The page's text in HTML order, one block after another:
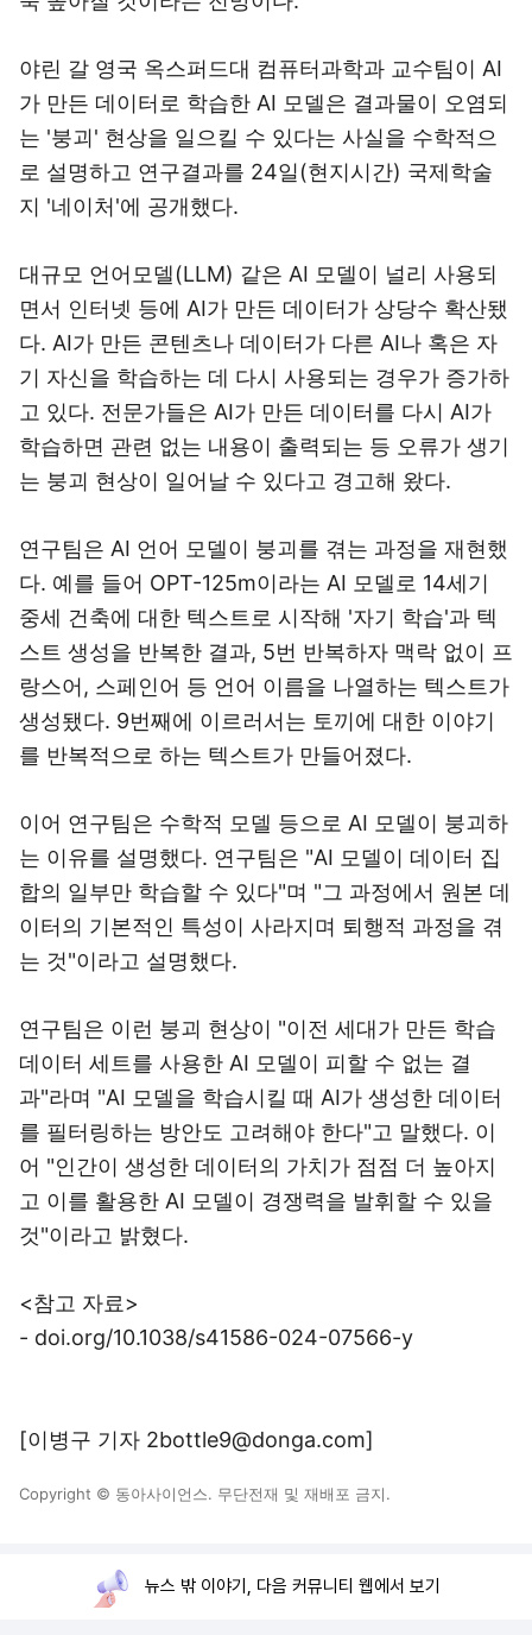
야린 갈 영국 옥스퍼드대 컴퓨터과학과 교수팀이 AI
가 만든 데이터로 학습한 AI 모델은 결과물이 오염되
는 '붕괴' 현상을 일으킬 수 있다는 사실을 수학적으
로 설명하고 연구결과를 24일(현지시간) 국제학술
지 '네이처'에 공개했다.
대규모 언어모델(LLM) 같은 AI 모델이 널리 사용되
면서 인터넷 등에 AI가 만든 데이터가 상당수 확산됐
다. AI가 만든 콘텐츠나 데이터가 다른 AI나 혹은 자
기 자신을 학습하는 데 다시 사용되는 경우가 증가하
고 있다. 전문가들은 AI가 만든 데이터를 다시 AI가
학습하면 관련 없는 내용이 출력되는 등 오류가 생기
는 붕괴 현상이 일어날 수 있다고 경고해 왔다.
연구팀은 AI 언어 모델이 붕괴를 겪는 과정을 재현했
다. 예를 들어 OPT-125m이라는 AI 모델로 14세기
중세 건축에 대한 텍스트로 시작해 '자기 학습'과 텍
스트 생성을 반복한 결과, 5번 반복하자 맥락 없이 프
랑스어, 스페인어 등 언어 이름을 나열하는 텍스트가
생성됐다. 9번째에 이르러서는 토끼에 대한 이야기
를 반복적으로 하는 텍스트가 만들어졌다.
이어 연구팀은 수학적 모델 등으로 AI 모델이 붕괴하
는 이유를 설명했다. 연구팀은 "AI 모델이 데이터 집
합의 일부만 학습할 수 있다"며 "그 과정에서 원본 데
이터의 기본적인 특성이 사라지며 퇴행적 과정을 겪
는 것"이라고 설명했다.
연구팀은 이런 붕괴 현상이 "이전 세대가 만든 학습
데이터 세트를 사용한 AI 모델이 피할 수 없는 결
과"라며 "AI 모델을 학습시킬 때 AI가 생성한 데이터
를 필터링하는 방안도 고려해야 한다"고 말했다. 이
어 "인간이 생성한 데이터의 가치가 점점 더 높아지
고 이를 활용한 AI 모델이 경쟁력을 발휘할 수 있을
것"이라고 밝혔다.
<참고 자료>
- doi.org/10.1038/s41586-024-07566-y
[이병구 기자 2bottle9@donga.com]
Copyright © 동아사이언스. 무단전재 및 재배포 금지.
뉴스 밖 이야기, 다음 커뮤니티 웹에서 보기